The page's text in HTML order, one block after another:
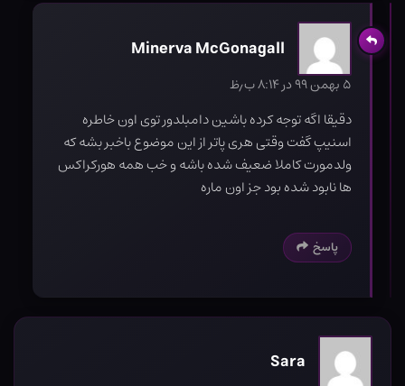
Minerva McGonagall
۵ بهمن ۹۹ در ۸:۱۴ ب٫ظ
دقیقا اگه توجه کرده باشین دامبلدور توی اون خاطره
اسنیپ گفت وقتی هری پاتر از این موضوع باخبر بشه که
ولدمورت کاملا ضعیف شده باشه و خب همه هورکراکس
ها نابود شده بود جز اون ماره
پاسخ
Sara